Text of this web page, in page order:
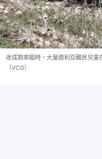
收成期來臨時，大量敘利亞難民兒童
（VCG）